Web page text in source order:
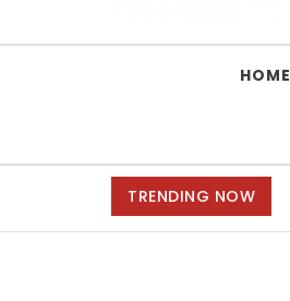
HOME
TRENDING NOW